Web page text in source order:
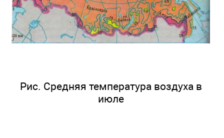
Рис. Средняя температура воздуха в
июле